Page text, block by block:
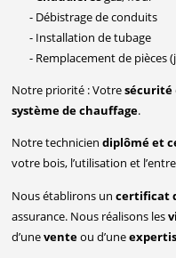
- Débistrage de conduits
- Installation de tubage
- Remplacement de pièces
Notre priorité : Votresécurité
système de chauffage.
Notre techniciendiplômé et
votre bois, l’utilisation et
Nous établirons uncertificat
assurance. Nous réalisons les
d’uneventeou d’une